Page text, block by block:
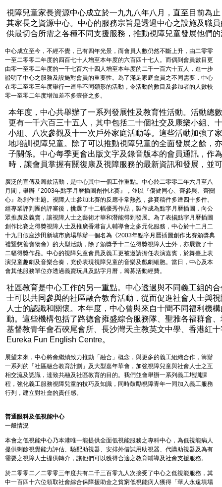
視障兒童家長資源中心成立於一九九八年八月，直至目前為
其家長之資源中心。中心的服務宗旨是透過中心之設施及職
供最切合所需之各種不同支援服務，推動視障兒童發展他們
中心成立至今，不經不覺，已有四年光景，而會員人數仍然不斷上升，由二零零
一至二零零二年度的四百七十人增至本年度的六百四十七人。而偶到會員數目更
由零一至零二年度的一千七百六十四人增至本年度的二千一百六十五人，進一步
證明了中心之服務及設施對會員的重要性。為了滿足家庭會員之不同需要，中心
在零二至零三年度舉行一連串不同類形的活動，令活動的數目及參加者的人數較
零一至零二年度增加差不多壹倍之多。
本年度，中心共舉辦了一系列發展性及教育性活動。活動總
更有一千六百三十五人，其中包括二十個社交及康樂小組、
小組、八次參觀及十一次戶外家庭活動等。這些活動加強了
地培訓視障兒童。除了可以推動視障兒童的全面發展之餘，
子關係。中心每季更會出版文字及錄音版本的會員通訊，作
時，讓會員掌握有關復康及視障服務的最新資訊和發展，並
廣泛的宣傳及籌款活動，是中心其中一個工作重點。中心於二零零二年六月至八
月間，舉辦『2003年點字月曆插圖創作比賽』，並以『傷健同心、齊參與、齊關
心』為創作主題。視障人士參加比賽的反應非常熱烈，參賽稿件多達四十多件。
經專業評判團的評審後，挑選了十二幅優秀作品，製作成為點字月曆插圖，向公
眾推廣及義賣，讓視障人士之藝術才華和潛能得到發展。為了表揚點字月曆插圖
創作比賽之得獎視障人士及推廣香港盲人輔導會之多元化服務，中心於十二月二
十九日假座沙田新城市廣場舉辦一個名為《2003年點字月曆插圖創作比賽頒獎典
禮暨慈善賣物會》的大型活動，除了頒獎予十二位得獎視障人士外，亦展覽了十
二幅得獎作品。中心的視障兒童會員及義工更被邀請擔任表演嘉賓，於舞臺上表
演兒童趣劇及音樂合奏，充份表現視障兒童的音樂及戲劇細胞。當日，中心及本
會其他服務單位亦透過義賣玩具及點字月曆，籌募活動經費。
社區教育是中心工作的另一重點。中心透過與不同義工組的
士可以共同參與的社區融合教育活動，從而促進社會人士與
人士的認識和關懷。本年度，中心曾與來自十間不同福利機
動。這些機構包括了路德會雍盛綜合服務隊、聖雅各福群會
基督教青年會石硤尾會所、長沙灣天主教英文中學、香港紅
Eureka Fun English Centre。
展望未來，中心將會繼續致力推動「融合」概念，與更多的義工組織合作，籌辦
一系列的「社區融合教育計劃」及大型嘉年華會，加強視障兒童與社會人士之互
相交流及認識，達致共融及社區教育的目的。我們並會舉辦一系列義工培訓課
程，強化義工服務視障兒童的技巧及知識，同時鼓勵視障青年一同加入義工服務
行列，建立對社會的責任感。
普通眼科及低視能中心
一般情況
本會之低視能中心乃本港唯一能提供全面低視能服務之專科中心，為低視能病人
提供剩餘視覺能力評估、驗配助視器、安排外借試用助視器、代購助視器及為有
需要之視障人士提供轉介，讓他們可以獲得合適之教育輔導及社會支援服務。
於二零零二／二零零三年度共有二千三百零九人次接受了中心之低視能服務，其
中一百四十六位領取社會綜合保障援助金之貧窮低視能病人獲得「華人永遠墳場